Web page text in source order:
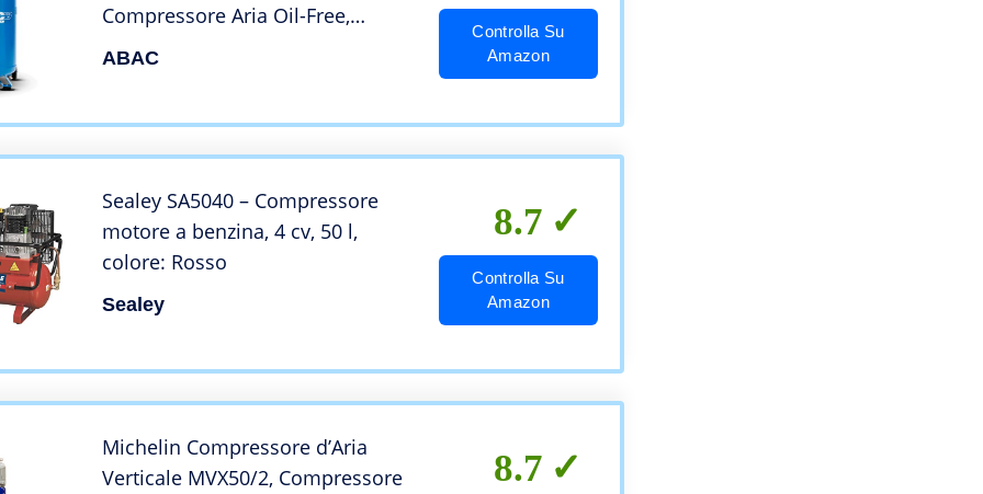
Compressore Aria Oil-Free,
Pressione Massima 10 Bar,
ABAC
Controlla Su
Amazon
Sealey SA5040 – Compressore
motore a benzina, 4 cv, 50 l,
colore: Rosso
Sealey
8.7
Controlla Su
Amazon
Michelin Compressore d’Aria
Verticale MVX50/2, Compressore
8.7